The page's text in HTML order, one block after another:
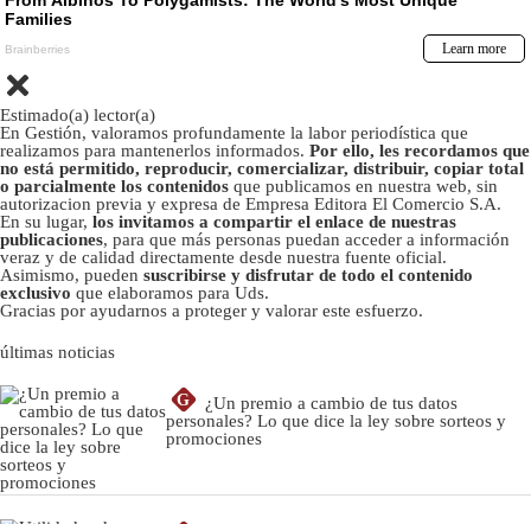
Estimado(a) lector(a)
En Gestión, valoramos profundamente la labor periodística que
realizamos para mantenerlos informados. Por ello, les recordamos que
no está permitido, reproducir, comercializar, distribuir, copiar total
o parcialmente los contenidos que publicamos en nuestra web, sin
autorizacion previa y expresa de Empresa Editora El Comercio S.A.
En su lugar, los invitamos a compartir el enlace de nuestras
publicaciones, para que más personas puedan acceder a información
veraz y de calidad directamente desde nuestra fuente oficial.
Asimismo, pueden suscribirse y disfrutar de todo el contenido
exclusivo que elaboramos para Uds.
Gracias por ayudarnos a proteger y valorar este esfuerzo.
últimas noticias
G
¿Un premio a cambio de tus datos
personales? Lo que dice la ley sobre sorteos y
promociones